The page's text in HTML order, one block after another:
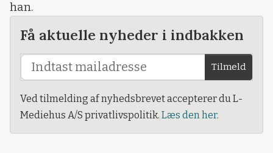
han.
Få aktuelle nyheder i indbakken
Tilmeld
Ved tilmelding af nyhedsbrevet accepterer du L-
Mediehus A/S privatlivspolitik. Læs den her.